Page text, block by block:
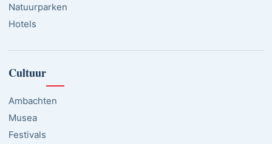
Natuurparken
Hotels
Cultuur
Ambachten
Musea
Festivals